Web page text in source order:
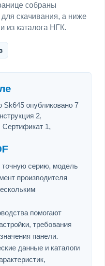
собраны
для скачивания, а ниже
из каталога НГК.
Sk645 опубликовано 7
2,
Сертификат 1,
точную серию, модель
производителя
помогают
требования
панели.
данные и каталоги